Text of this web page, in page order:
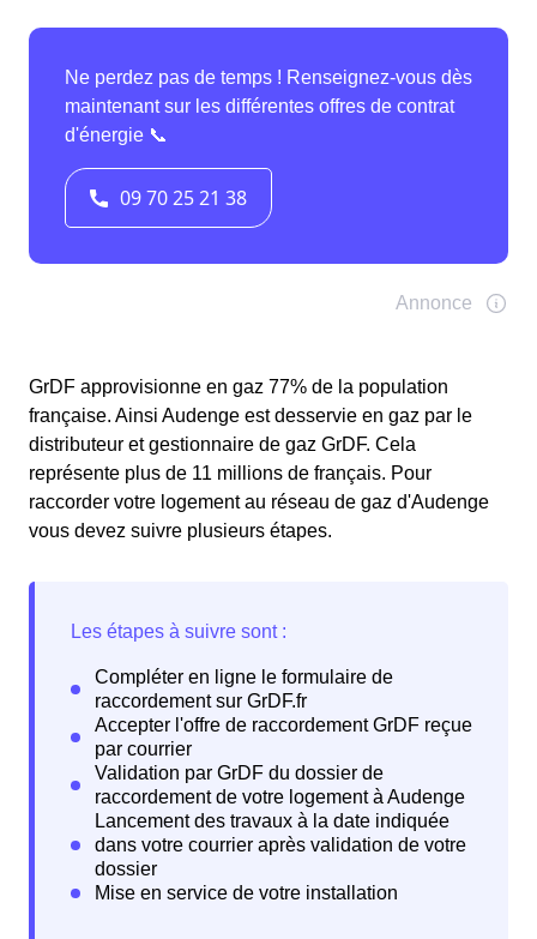
GrDF approvisionne en gaz 77% de la population
française. Ainsi Audenge est desservie en gaz par le
distributeur et gestionnaire de gaz GrDF. Cela
représente plus de 11 millions de français. Pour
raccorder votre logement au réseau de gaz d'Audenge
vous devez suivre plusieurs étapes.